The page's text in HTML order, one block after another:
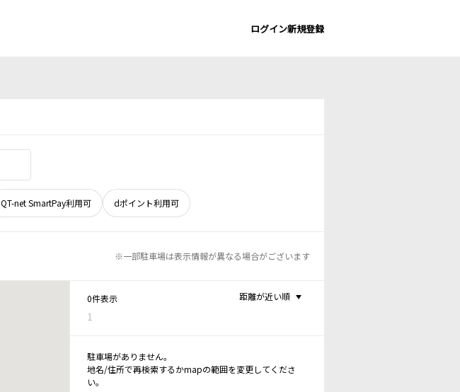
ログイン新規登録
QT-net SmartPay利用可 dポイント利用可
※一部駐車場は表示情報が異なる場合がございます
0件表示
1
距離が近い順
駐車場がありません。
地名/住所で再検索するかmapの範囲を変更してくださ
い。